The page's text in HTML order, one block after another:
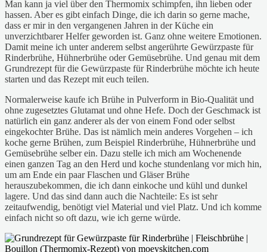
Man kann ja viel über den Thermomix schimpfen, ihn lieben oder
hassen. Aber es gibt einfach Dinge, die ich darin so gerne mache,
dass er mir in den vergangenen Jahren in der Küche ein
unverzichtbarer Helfer geworden ist. Ganz ohne weitere Emotionen.
Damit meine ich unter anderem selbst angerührte Gewürzpaste für
Rinderbrühe, Hühnerbrühe oder Gemüsebrühe. Und genau mit dem
Grundrezept für die Gewürzpaste für Rinderbrühe möchte ich heute
starten und das Rezept mit euch teilen.
Normalerweise kaufe ich Brühe in Pulverform in Bio-Qualität und
ohne zugesetztes Glutamat und ohne Hefe. Doch der Geschmack ist
natürlich ein ganz anderer als der von einem Fond oder selbst
eingekochter Brühe. Das ist nämlich mein anderes Vorgehen – ich
koche gerne Brühen, zum Beispiel Rinderbrühe, Hühnerbrühe und
Gemüsebrühe selber ein. Dazu stelle ich mich am Wochenende
einen ganzen Tag an den Herd und koche stundenlang vor mich hin,
um am Ende ein paar Flaschen und Gläser Brühe
herauszubekommen, die ich dann einkoche und kühl und dunkel
lagere. Und das sind dann auch die Nachteile: Es ist sehr
zeitaufwendig, benötigt viel Material und viel Platz. Und ich komme
einfach nicht so oft dazu, wie ich gerne würde.